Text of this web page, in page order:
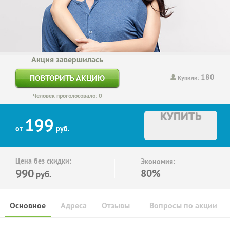
Купили: 180
Акция завершилась
ПОВТОРИТЬ АКЦИЮ
Человек проголосовало: 0
от 199 руб.
КУПИТЬ
Цена без скидки:
990 руб.
Экономия:
80%
Основное Отзывы Вопросы по акции
Адреса